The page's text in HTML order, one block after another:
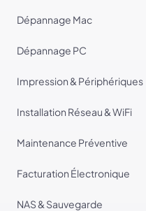
Dépannage Mac
Dépannage PC
Impression & Périphériques
Installation Réseau & WiFi
Maintenance Préventive
Facturation Électronique
NAS & Sauvegarde